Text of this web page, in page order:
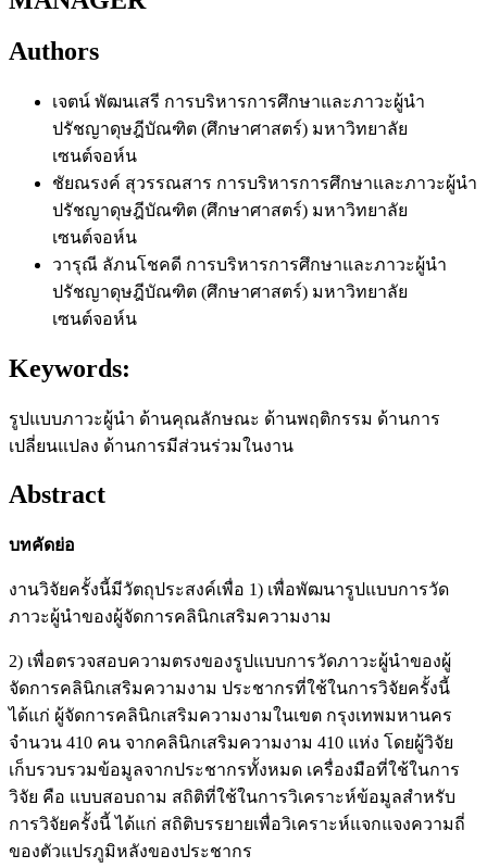
Authors
เจตน์ พัฒนเสรี การบริหารการศึกษาและภาวะผู้นำ
ปรัชญาดุษฎีบัณฑิต (ศึกษาศาสตร์) มหาวิทยาลัย
เซนต์จอห์น
ชัยณรงค์ สุวรรณสาร การบริหารการศึกษาและภาวะผู้นำ
ปรัชญาดุษฎีบัณฑิต (ศึกษาศาสตร์) มหาวิทยาลัย
เซนต์จอห์น
วารุณี ลัภนโชคดี การบริหารการศึกษาและภาวะผู้นำ
ปรัชญาดุษฎีบัณฑิต (ศึกษาศาสตร์) มหาวิทยาลัย
เซนต์จอห์น
Keywords:
รูปแบบภาวะผู้นำ ด้านคุณลักษณะ ด้านพฤติกรรม ด้านการ
เปลี่ยนแปลง ด้านการมีส่วนร่วมในงาน
Abstract
บทคัดย่อ
งานวิจัยครั้งนี้มีวัตถุประสงค์เพื่อ 1) เพื่อพัฒนารูปแบบการวัด
ภาวะผู้นำของผู้จัดการคลินิกเสริมความงาม
2) เพื่อตรวจสอบความตรงของรูปแบบการวัดภาวะผู้นำของผู้
จัดการคลินิกเสริมความงาม ประชากรที่ใช้ในการวิจัยครั้งนี้
ได้แก่ ผู้จัดการคลินิกเสริมความงามในเขต กรุงเทพมหานคร
จำนวน 410 คน จากคลินิกเสริมความงาม 410 แห่ง โดยผู้วิจัย
เก็บรวบรวมข้อมูลจากประชากรทั้งหมด เครื่องมือที่ใช้ในการ
วิจัย คือ แบบสอบถาม สถิติที่ใช้ในการวิเคราะห์ข้อมูลสำหรับ
การวิจัยครั้งนี้ ได้แก่ สถิติบรรยายเพื่อวิเคราะห์แจกแจงความถี่
ของตัวแปรภูมิหลังของประชากร